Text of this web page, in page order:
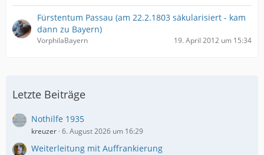
Fürstentum Passau (am 22.2.1803 säkularisiert - kam
dann zu Bayern)
VorphilaBayern 19. April 2012 um 15:34
Letzte Beiträge
Nothilfe 1935
kreuzer 6. August 2026 um 16:29
Weiterleitung mit Auffrankierung